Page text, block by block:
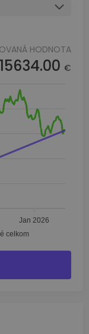
HODNOTA
€
Jan 2026
celkom